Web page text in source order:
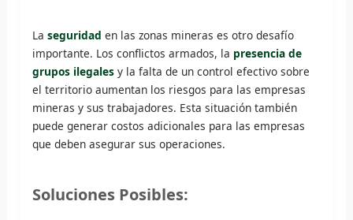
La seguridad en las zonas mineras es otro desafío
importante. Los conflictos armados, la presencia de
grupos ilegalesy la falta de un control efectivo sobre
el territorio aumentan los riesgos para las empresas
mineras y sus trabajadores. Esta situación también
puede generar costos adicionales para las empresas
que deben asegurar sus operaciones.
Soluciones Posibles: